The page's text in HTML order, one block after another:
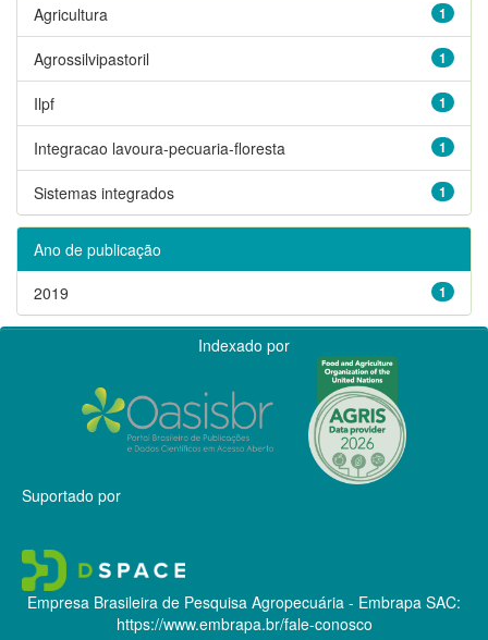
1
Agricultura
1
Agrossilvipastoril
1
Ilpf
1
Integracao lavoura-pecuaria-floresta
1
Sistemas integrados
Ano de publicação
1
2019
Indexado por
Suportado por
Empresa Brasileira de Pesquisa Agropecuária - Embrapa SAC:
https://www.embrapa.br/fale-conosco